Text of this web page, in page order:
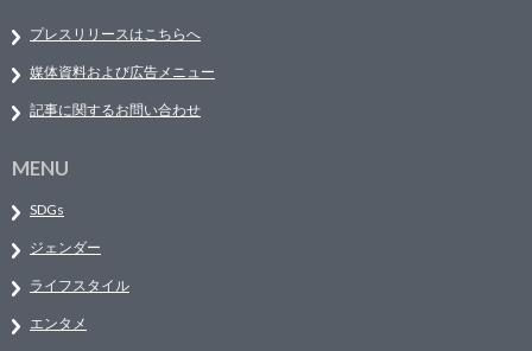
プレスリリースはこちらへ
媒体資料および広告メニュー
記事に関するお問い合わせ
MENU
SDGs
ジェンダー
ライフスタイル
エンタメ